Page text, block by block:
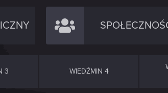
3 WIEDŹMIN 4